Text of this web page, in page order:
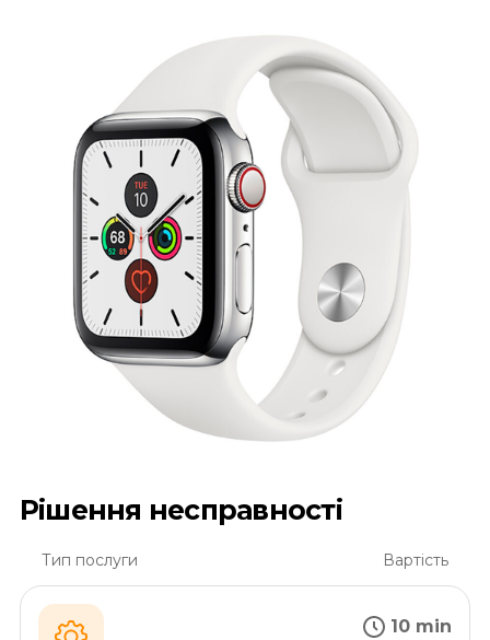
Рішення несправності
Тип послуги Вартість
10 min